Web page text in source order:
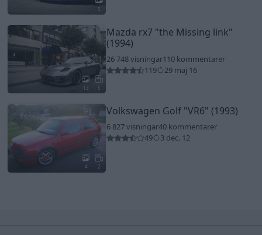
5
13 5
Mazda rx7 "the Missing link"
(1994)
26 748 visningar110 kommentarer
119
29 maj 16
4 2
Volkswagen Golf "VR6" (1993)
6 827 visningar40 kommentarer
49
3 dec. 12